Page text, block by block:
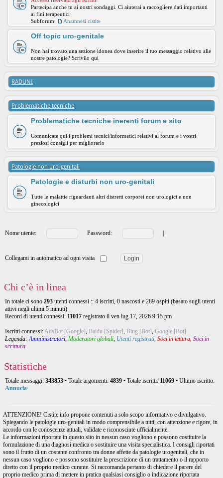
Partecipa anche tu ai nostri sondaggi. Ci aiuterai a raccogliere dati importanti
ai fini terapeutici
Subforum:
Anamnesi cistite
Off topic uro-genitale
Non hai trovato una sezione idonea dove inserire il tuo messaggio relativo alle
nostre patologie? Scrivilo qui
RADUNI
Problematiche tecniche
Problematiche tecniche inerenti forum e sito
Comunicate qui i problemi tecnici/informatici relativi al forum e i vostri
preziosi consigli per migliorarlo
Patologie non uro-genitali
Patologie e disturbi non uro-genitali
Tutte le malattie riguardanti altri distretti corporei non urologici e non
ginecologici
Nome utente: Password:
Collegami in automatico ad ogni visita
Chi c’è in linea
In totale ci sono 293 utenti connessi :: 4 iscritti, 0 nascosti e 289 ospiti (basato sugli utenti
attivi negli ultimi 5 minuti)
Record di utenti connessi: 11017 registrato il ven lug 17, 2026 9:15 pm
Iscritti connessi:AdsBot [Google], Baidu [Spider], Bing [Bot], Google [Bot]
Legenda:Amministratori, Moderatori globali, Utenti registrati, Soci in lettura, Soci in
scrittura
Statistiche
Totale messaggi: 343853 • Totale argomenti: 4839 • Totale iscritti: 11069 • Ultimo iscritto:
Annucia
ATTENZIONE! Cistite.info propone contenuti a solo scopo informativo e divulgativo.
Spiegando le patologie uro-genitali in modo comprensibile a tutti, con attenzione e rigore, in
accordo con le conoscenze attuali, validate e riconosciute ufficialmente.
Le informazioni riportate in questo sito in nessun caso vogliono e possono costituire la
formulazione di una diagnosi medica o sostituire una visita specialistica. I consigli riportati
sono il frutto di un costante confronto tra donne affette da patologie urogenitali, che in
nessun caso vogliono e possono sostituire la prescrizione di un trattamento o il rapporto
diretto con il proprio medico curante. Si raccomanda pertanto di chiedere il parere del
proprio medico prima di mettere in pratica qualsiasi consiglio o indicazione riportata